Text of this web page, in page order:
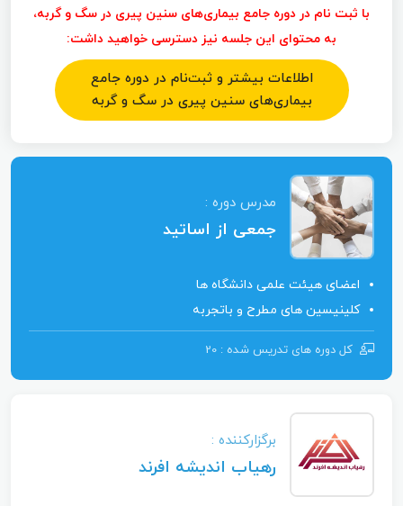
با ثبت نام در دوره جامع بیماری‌های سنین پیری در سگ و گربه،
به محتوای این جلسه نیز دسترسی خواهید داشت:
اطلاعات بیشتر و ثبت‌نام در دوره جامع
بیماری‌های سنین پیری در سگ و گربه
مدرس دوره :
جمعی از اساتید
اعضای هیئت علمی دانشگاه ها
کلینیسین های مطرح و باتجربه
کل دوره ‌های تدریس شده : 20
برگزارکننده :
رهیاب اندیشه افرند